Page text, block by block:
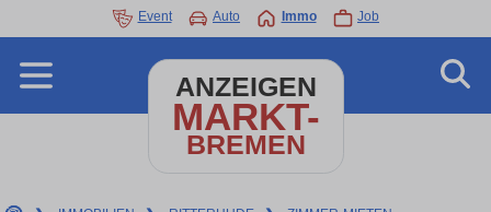
Event Auto Immo Job
ANZEIGEN
MARKT-
BREMEN